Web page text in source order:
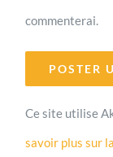
commenterai.
Ce site utilise
savoir plus sur